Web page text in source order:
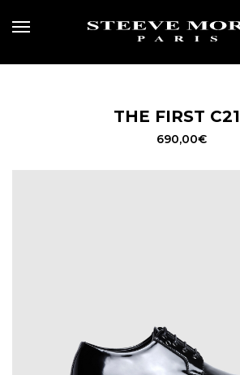
MENU
THE FIRST
690,00€